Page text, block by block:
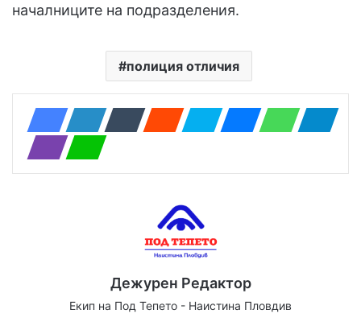
началниците на подразделения.
полиция отличия
Дежурен Редактор
Екип на Под Тепето - Наистина Пловдив